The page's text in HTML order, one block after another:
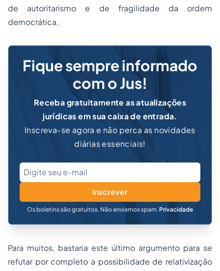
de autoritarismo e de fragilidade da ordem
democrática.
Fique sempre informado
com o Jus!
Receba gratuitamente as atualizações
jurídicas em sua caixa de entrada.
Inscreva-se agora e não perca as novidades
diárias essenciais!
Inscrever
Os boletins são gratuitos. Não enviamos spam. Privacidade
Para muitos, bastaria este último argumento para se
refutar por completo a possibilidade de relativização